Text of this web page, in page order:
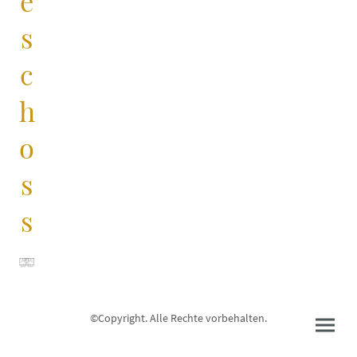
s
c
h
o
s
s
©Copyright. Alle Rechte vorbehalten.